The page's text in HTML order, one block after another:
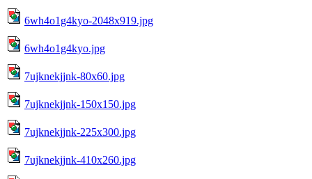
6wh4o1g4kyo-2048x919.jpg
6wh4o1g4kyo.jpg
7ujknekjjnk-80x60.jpg
7ujknekjjnk-150x150.jpg
7ujknekjjnk-225x300.jpg
7ujknekjjnk-410x260.jpg